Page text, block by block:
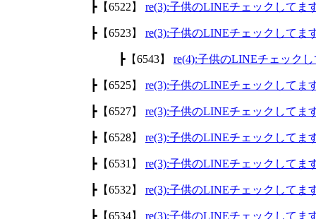
┣【6522】 re(3):子供のLINEチェックしてま
┣【6523】 re(3):子供のLINEチェックしてま
┣【6543】 re(4):子供のLINEチェック
┣【6525】 re(3):子供のLINEチェックしてま
┣【6527】 re(3):子供のLINEチェックしてま
┣【6528】 re(3):子供のLINEチェックしてま
┣【6531】 re(3):子供のLINEチェックしてま
┣【6532】 re(3):子供のLINEチェックしてま
┣【6534】 re(3):子供のLINEチェックしてま